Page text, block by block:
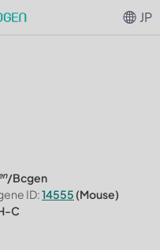
/Bcgen
ID:14555 (Mouse)
C
JP